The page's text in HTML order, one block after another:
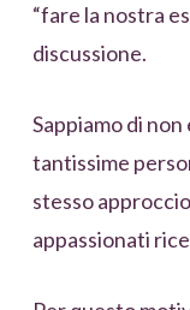
“fare la nostra
discussione.
Sappiamo di non
tantissime
stesso
appassionati